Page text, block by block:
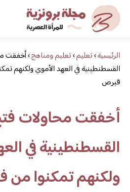
مجلة برونزيةالرئيسية›تعليم›تعليم ومناهج›أخفقت
القسطنطينية في العهد الأموي ولكنهم
قبرص
أخفقت محاولات
القسطنطينية في
ولكنهم تمكنوا من